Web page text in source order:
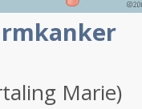
Marie)